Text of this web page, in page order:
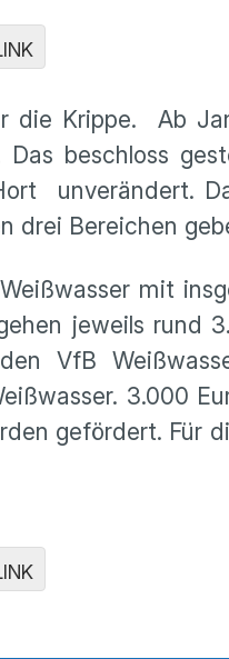
die Krippe. Ab
beschloss
unverändert.
drei Bereichen
mit
jeweils rund
VfB
3.000
gefördert. Für